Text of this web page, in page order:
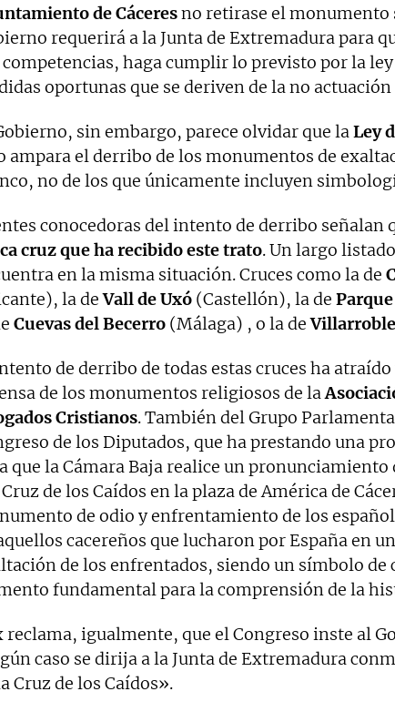
de Cáceresno retirase el monumento
requerirá a la Junta de Extremadura para
competencias, haga cumplir lo previsto por la ley
oportunas que se deriven de la no
sin embargo, parece olvidar que la Ley
ampara el derribo de los monumentos de
no de los que únicamente incluyen
conocedoras del intento de derribo señalan
cruz que ha recibido este trato. Un largo
en la misma situación. Cruces como la de
la deVall de Uxó (Castellón), la de
Cuevas del Becerro (Málaga) , o la de
de derribo de todas estas cruces ha atraído
de los monumentos religiosos de la
Cristianos. También del Grupo
de los Diputados, que ha prestando una
que la Cámara Baja realice un pronunciamiento
de los Caídos en la plaza de América de
de odio y enfrentamiento de los
cacereños que lucharon por España en
de los enfrentados, siendo un símbolo de
fundamental para la comprensión de la
reclama, igualmente, que el Congreso inste al
caso se dirija a la Junta de Extremadura
Cruz de los Caídos».